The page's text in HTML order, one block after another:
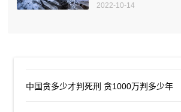
2022-10-14
中国贪多少才判死刑 贪1000万判多少年